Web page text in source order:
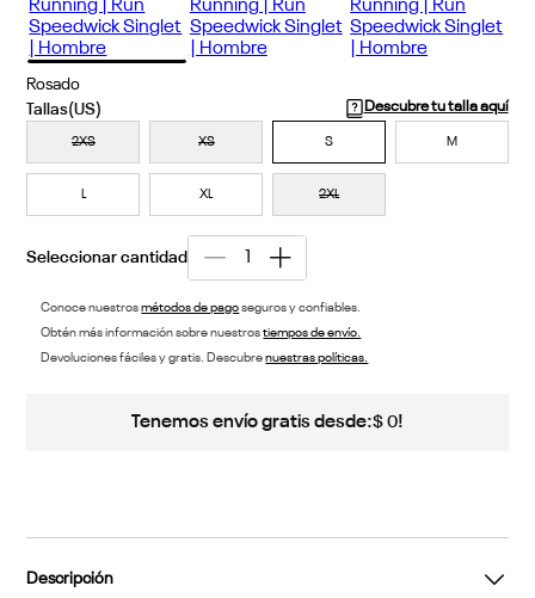
Rosado
Descubre tu talla aquí
2XS XS S M
L XL 2XL
Conoce nuestrosmétodos de pagoseguros y confiables.
Obtén más información sobre nuestrostiempos de envío.
Devoluciones fáciles y gratis. Descubrenuestras políticas.
Tenemos envío gratis desde:$ 0!
Descripción